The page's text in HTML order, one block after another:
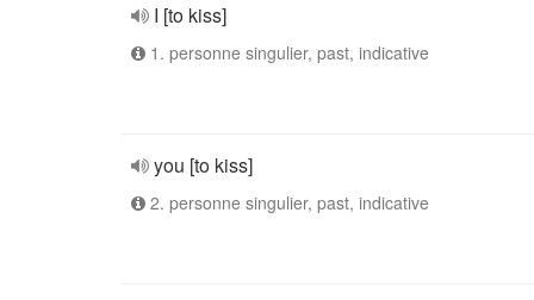
I [to kiss]
1. personne singulier, past, indicative
you [to kiss]
2. personne singulier, past, indicative